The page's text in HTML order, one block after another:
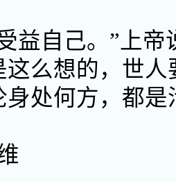
益自己。”上帝
这么想的，世
身处何方，都是